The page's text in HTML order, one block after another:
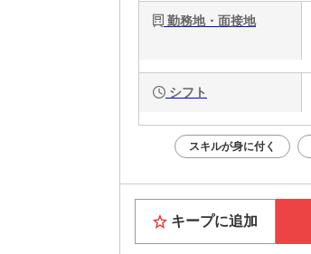
勤務地・面接地
シフト
スキルが身に付く
キープに追加